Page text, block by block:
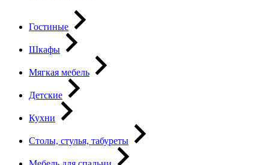
Гостиные
Шкафы
Мягкая мебель
Детские
Кухни
Столы, стулья, табуреты